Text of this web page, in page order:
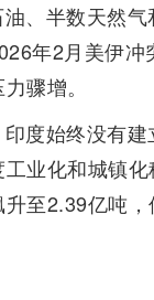
、半数天然
年2月美伊
骤增。
度始终没有
业化和城镇
至2.39亿吨